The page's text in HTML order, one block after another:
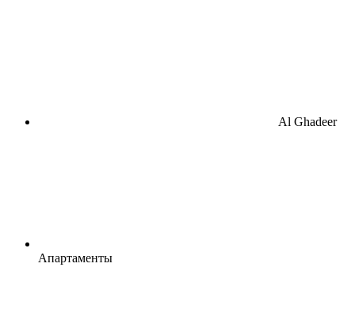
Al Ghadeer
Апартаменты